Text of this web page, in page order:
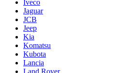
Iveco
Jaguar
JCB
Jeep
Kia
Komatsu
Kubota
Lancia
Land Rover